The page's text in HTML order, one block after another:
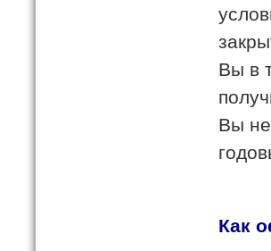
Вы в
Вы не
Как